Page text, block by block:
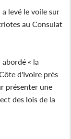
levé le voile sur
au Consulat
« la
d'Ivoire près
présenter une
des lois de la